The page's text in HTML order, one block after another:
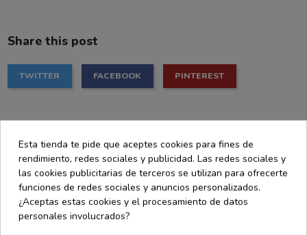
Share this post
TWITTER FACEBOOK PINTEREST
Comentarios (0)
No hay comentarios en este momento
Esta tienda te pide que aceptes cookies para fines de
rendimiento, redes sociales y publicidad. Las redes sociales y
las cookies publicitarias de terceros se utilizan para ofrecerte
funciones de redes sociales y anuncios personalizados.
¿Aceptas estas cookies y el procesamiento de datos
personales involucrados?